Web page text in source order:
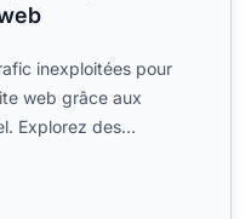
inexploitées pour
web grâce aux
Explorez des